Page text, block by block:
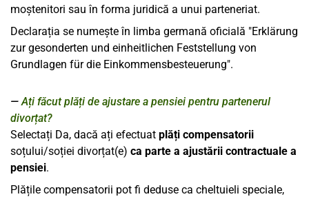
moștenitori sau în forma juridică a unui parteneriat.
Declarația se numește în limba germană oficială "Erklärung
zur gesonderten und einheitlichen Feststellung von
Grundlagen für die Einkommensbesteuerung".
Ați făcut plăți de ajustare a pensiei pentru partenerul
divorțat?
Selectați Da, dacă ați efectuat plăți compensatorii
soțului/soției divorțat(e) ca parte a ajustării contractuale a
pensiei.
Plățile compensatorii pot fi deduse ca cheltuieli speciale,